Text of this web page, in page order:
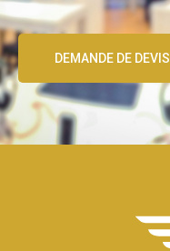
DEMANDE DE DEVIS